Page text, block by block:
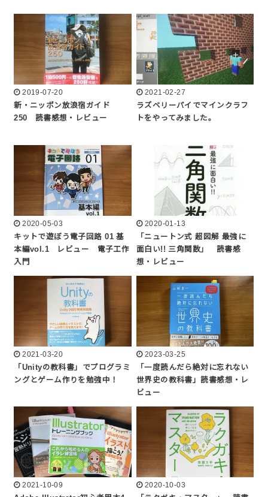
2019-07-20
新・ニッポン放浪宿ガイド
250 読書感想・レビュー
2021-02-27
ラズベリーパイでマインクラフ
トをやってみました。
2020-05-03
キットで遊ぼう電子回路 01 基
本編vol.1 レビュー 電子工作
入門
2020-01-13
「ニュートン式 超図解 最強に
面白い!! 三角関数」 読書感
想・レビュー
2021-03-20
「Unityの教科書」でプログラミ
ングとゲーム作りを勉強中！
2023-03-25
「一度読んだら絶対に忘れない
世界史の教科書」読書感想・レ
ビュー
2021-10-09
2020-10-03